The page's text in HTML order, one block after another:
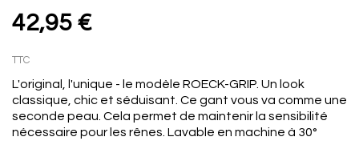
42,95 €
TTC
L'original , l'unique - le modèle ROECK-GRIP Un look
classique, chic et séduisant Ce gant vous va comme une
seconde peau Cela permet de maintenir la sensibilité
nécessaire pour les rênes Lavable en machine à 30°